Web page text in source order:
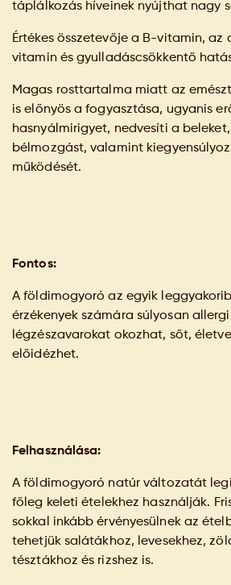
táplálkozás híveinek nyújthat nagy
Értékes összetevője a B-vitamin, az
vitamin és gyulladáscsökkentő
Magas rosttartalma miatt az
is előnyös a fogyasztása, ugyanis
hasnyálmirigyet, nedvesíti a
bélmozgást, valamint
működését.
Fontos:
A földimogyoró az egyik
érzékenyek számára súlyosan
légzészavarokat okozhat, sőt,
előidézhet.
Felhasználása:
A földimogyoró natúr változatát
főleg keleti ételekhez használják.
sokkal inkább érvényesülnek az
tehetjük salátákhoz, levesekhez,
tésztákhoz és rizshez is.